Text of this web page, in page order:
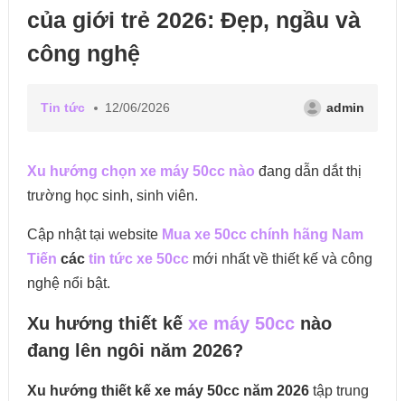
của giới trẻ 2026: Đẹp, ngầu và
công nghệ
Tin tức 12/06/2026 admin
Xu hướng chọn xe máy 50cc nào đang dẫn dắt thị
trường học sinh, sinh viên.
Cập nhật tại website Mua xe 50cc chính hãng Nam
Tiến các tin tức xe 50ccmới nhất về thiết kế và công
nghệ nổi bật.
Xu hướng thiết kế xe máy 50ccnào
đang lên ngôi năm 2026?
Xu hướng thiết kế xe máy 50cc năm 2026tập trung